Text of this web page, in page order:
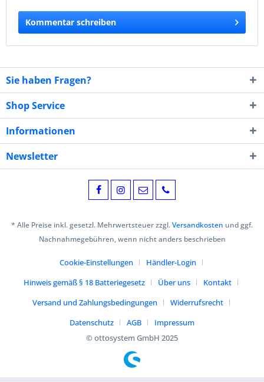
Kommentar schreiben
Sie haben Fragen?
Shop Service
Informationen
Newsletter
* Alle Preise inkl. gesetzl. Mehrwertsteuer zzgl.Versandkosten und ggf.
Nachnahmegebühren, wenn nicht anders beschrieben
Cookie-Einstellungen
Händler-Login
Hinweis gemäß § 18 Batteriegesetz
Über uns
Kontakt
Versand und Zahlungsbedingungen
Widerrufsrecht
Datenschutz
AGB
Impressum
© ottosystem GmbH 2025